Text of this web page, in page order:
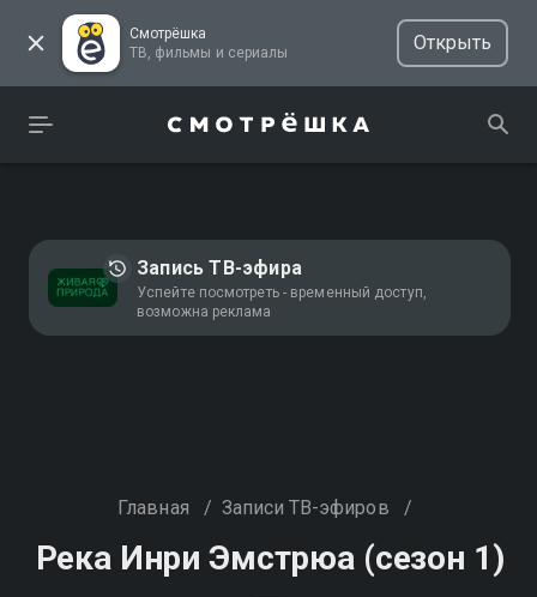
Смотрёшка
ТВ, фильмы и сериалы
Открыть
Запись ТВ-эфира
Успейте посмотреть - временный доступ,
возможна реклама
Главная / Записи ТВ-эфиров /
Река Инри Эмстрюа (сезон 1)